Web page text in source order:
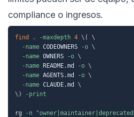
compliance o ingresos.
find . -maxdepth 4 \ (
\
-name CODEOWNERS -o \
-name OWNERS -o \
-name README.md -o \
-name AGENTS.md -o \
-name CLAUDE.md \
\ ) -print
rg -n